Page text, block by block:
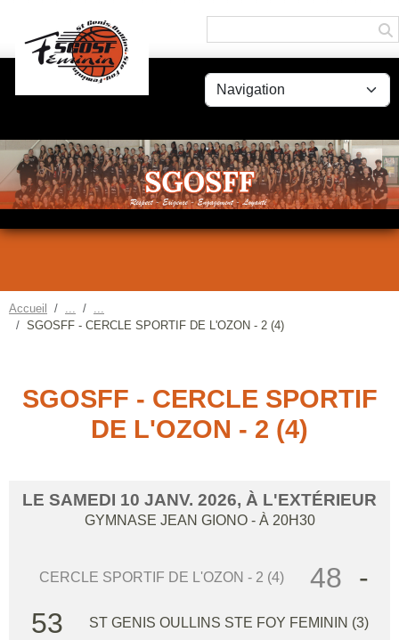
Accueil
SGOSFF - CERCLE SPORTIF DE L'OZON - 2 (4)
SGOSFF - CERCLE SPORTIF
DE L'OZON - 2 (4)
LE SAMEDI 10 JANV. 2026, À L'EXTÉRIEUR
GYMNASE JEAN GIONO - À 20H30
CERCLE SPORTIF DE L'OZON - 2 (4) 48 -
53
ST GENIS OULLINS STE FOY FEMININ (3)